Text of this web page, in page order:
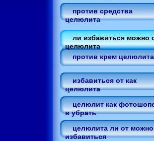
против средства
целюлита
ли избавиться можно
целюлита
против крем целюлита
избавиться от как
целюлита
целюлит как
в убрать
целюлита ли от можно
избавиться